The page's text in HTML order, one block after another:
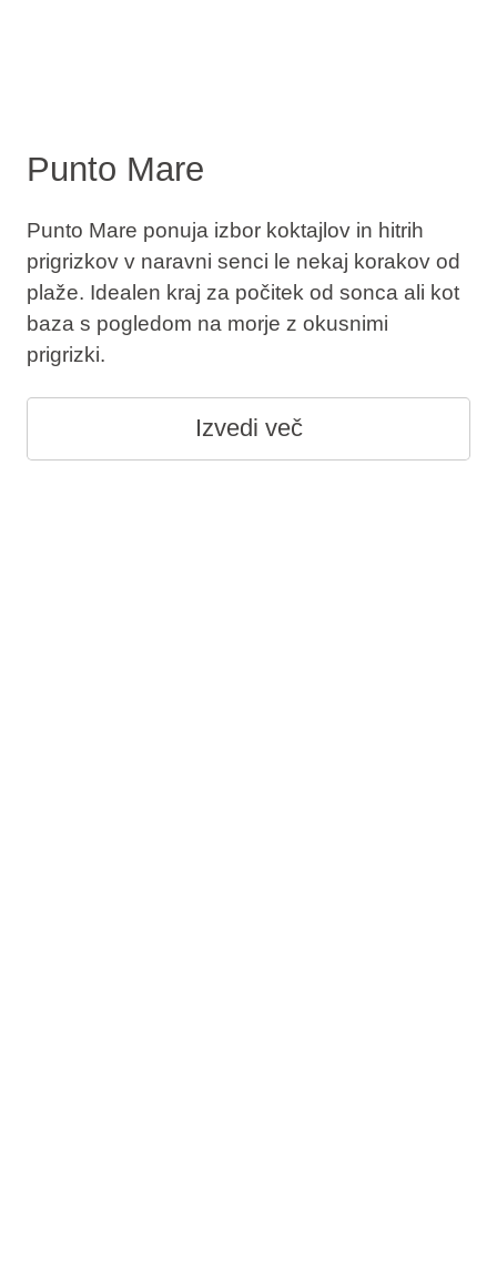
Punto Mare
Punto Mare ponuja izbor koktajlov in hitrih
prigrizkov v naravni senci le nekaj korakov od
plaže. Idealen kraj za počitek od sonca ali kot
baza s pogledom na morje z okusnimi
prigrizki.
Izvedi več